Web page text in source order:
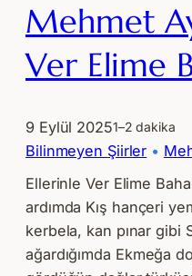
Mehmet
Ver Elime
9 Eylül 20251–2 dakika
Bilinmeyen Şiirler •
Ellerinle Ver Elime
ardımda Kış hançeri
kerbela, kan pınar gibi
ağardığımda Ekmeğa